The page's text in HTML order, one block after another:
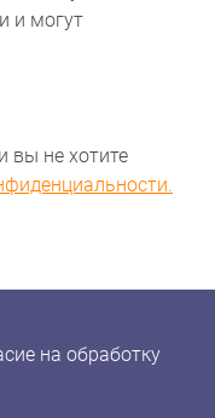
и могут
вы не хотите
на обработку